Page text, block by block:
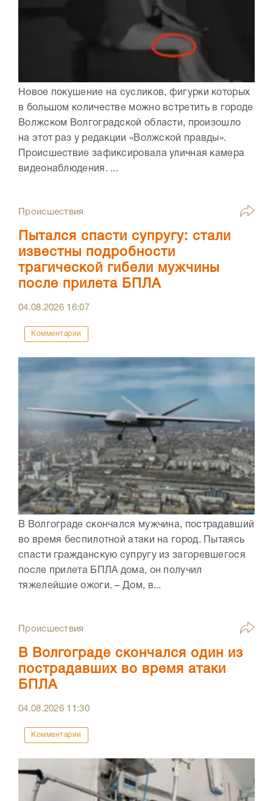
Новое покушение на сусликов, фигурки которых
в большом количестве можно встретить в городе
Волжском Волгоградской области, произошло
на этот раз у редакции «Волжской правды».
Происшествие зафиксировала уличная камера
видеонаблюдения. ...
Происшествия
Пытался спасти супругу: стали
известны подробности
трагической гибели мужчины
после прилета БПЛА
04.08.2026 16:07
Комментарии
В Волгограде скончался мужчина, пострадавший
во время беспилотной атаки на город. Пытаясь
спасти гражданскую супругу из загоревшегося
после прилета БПЛА дома, он получил
тяжелейшие ожоги. – Дом, в...
Происшествия
В Волгограде скончался один из
пострадавших во время атаки
БПЛА
04.08.2026 11:30
Комментарии